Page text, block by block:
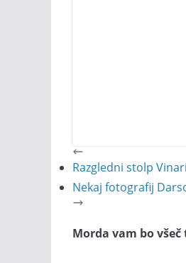
Razgledni stolp
Nekaj fotografij
Morda vam bo všeč